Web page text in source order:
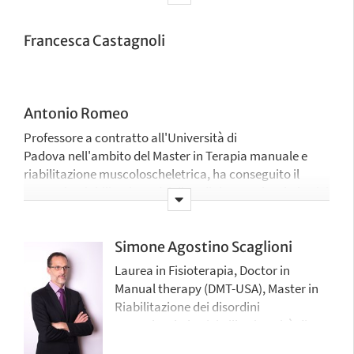
professionale
rachide cervicale e del cingolo pelvico e in riabilitazione
Professore a contratto per il Master in Fisioterapia
ortopedico manipolativo (OMT).
Francesca Castagnoli
Antonio Romeo
Professore a contratto all'Università di
Padova nell'ambito del Master in Terapia manuale e
riabilitazione muscoloscheletrica, ha conseguito il
Master in Riabilitazione dei disordini muscoloscheletrici
È fisioterapista libero professionista, terapista della
riabilitazione, terapista ortopedico manipolativo (OMT)
ed esperto in fisioterapia muscoloscheletrica del
rachide cervicale e del cingolo pelvico.
Simone Agostino Scaglioni
Laurea in Fisioterapia, Doctor in
Manual therapy (DMT-USA), Master in
Riabilitazione dei disordini
muscoloscheletrici all'Università di